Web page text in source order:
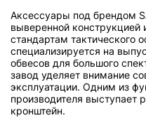
Аксессуары под брендом
выверенной конструкцией
стандартам тактического
специализируется на
обвесов для большого
завод уделяет внимание
эксплуатации. Одним из
производителя выступает
кронштейн.